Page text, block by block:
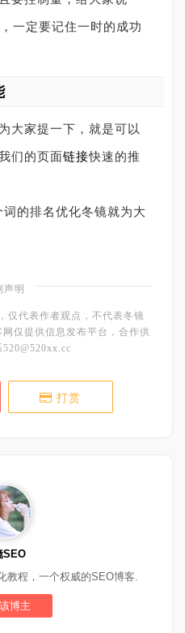
一定要记住一时的成功
大家提一下，就是可以
们的页面链接快速的推
的排名优化冬镜就为大
声明
仅代表作者观点，不代表冬镜
仅提供信息发布平台，合作供
打赏
SEO
教程，一个权威的SEO博客.
博主